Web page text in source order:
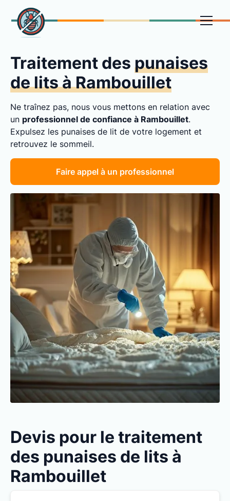
Traitement des punaises
de lits à Rambouillet
Ne traînez pas, nous vous mettons en relation avec
un professionnel de confiance à Rambouillet.
Expulsez les punaises de lit de votre logement et
retrouvez le sommeil.
Faire appel à un professionnel
Devis pour le traitement
des punaises de lits à
Rambouillet